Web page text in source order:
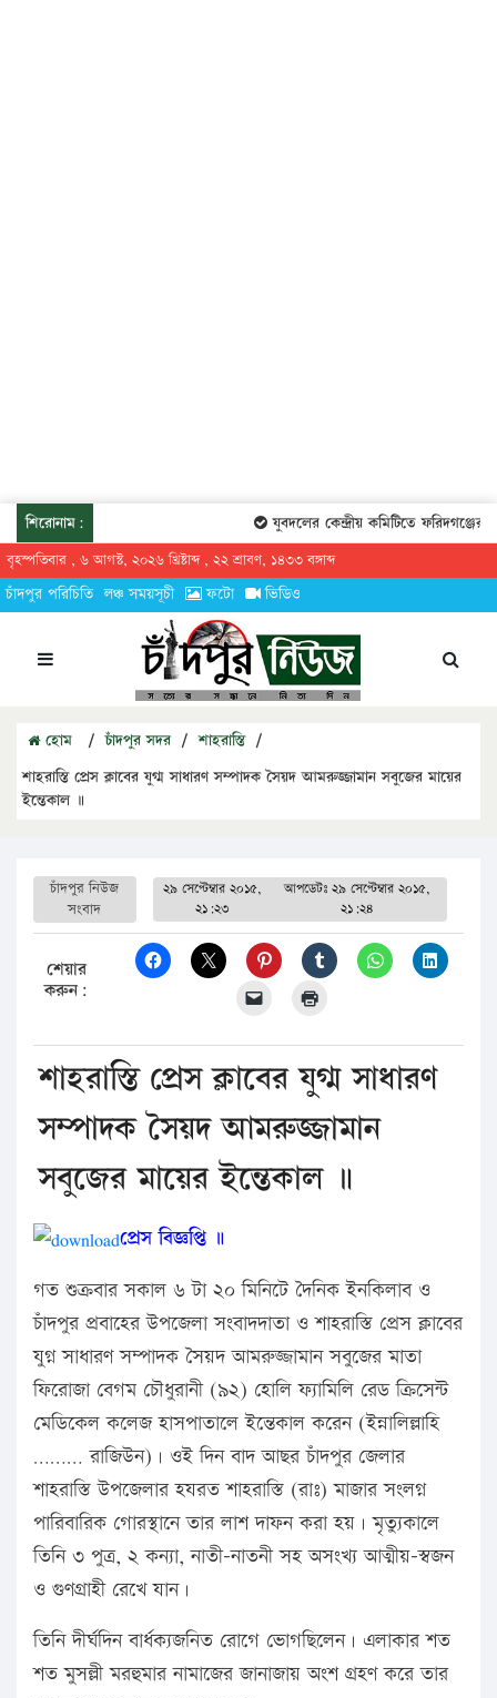
শিরোনাম: যুবদলের কেন্দ্রীয় কমিটিতে ফরিদগঞ্জের
বৃহস্পতিবার , ৬ আগস্ট, ২০২৬ খ্রিষ্টাব্দ , ২২ শ্রাবণ, ১৪৩৩ বঙ্গাব্দ
চাঁদপুর পরিচিতি লঞ্চ সময়সূচী ফটো ভিডিও
হোম / চাঁদপুর সদর / শাহরাস্তি /
শাহরাস্তি প্রেস ক্লাবের যুগ্ম সাধারণ সম্পাদক সৈয়দ আমরুজ্জামান সবুজের মায়ের
ইন্তেকাল ॥
চাঁদপুর নিউজ
সংবাদ
২৯ সেপ্টেম্বার ২০১৫,
২১:২৩
আপডেটঃ২৯ সেপ্টেম্বার ২০১৫,
২১:২৪
শেয়ার
করুন:
শাহরাস্তি প্রেস ক্লাবের যুগ্ম সাধারণ
সম্পাদক সৈয়দ আমরুজ্জামান
সবুজের মায়ের ইন্তেকাল ॥
প্রেস বিজ্ঞপ্তি ॥
গত শুক্রবার সকাল ৬ টা ২০ মিনিটে দৈনিক ইনকিলাব ও
চাঁদপুর প্রবাহের উপজেলা সংবাদদাতা ও শাহরাস্তি প্রেস ক্লাবের
যুগ্ন সাধারণ সম্পাদক সৈয়দ আমরুজ্জামান সবুজের মাতা
ফিরোজা বেগম চৌধুরানী (৯২) হোলি ফ্যামিলি রেড ক্রিসেন্ট
মেডিকেল কলেজ হাসপাতালে ইন্তেকাল করেন (ইন্নালিল্লাহি
……… রাজিউন)। ওই দিন বাদ আছর চাঁদপুর জেলার
শাহরাস্তি উপজেলার হযরত শাহরাস্তি (রাঃ) মাজার সংলগ্ন
পারিবারিক গোরস্থানে তার লাশ দাফন করা হয়। মৃত্যুকালে
তিনি ৩ পুত্র, ২ কন্যা, নাতী-নাতনী সহ অসংখ্য আত্মীয়-স্বজন
ও গুণগ্রাহী রেখে যান।
তিনি দীর্ঘদিন বার্ধক্যজনিত রোগে ভোগছিলেন। এলাকার শত
শত মুসল্লী মরহুমার নামাজের জানাজায় অংশ গ্রহণ করে তার